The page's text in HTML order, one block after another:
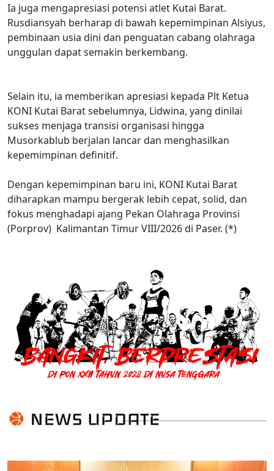
Ia juga mengapresiasi potensi atlet Kutai Barat.
Rusdiansyah berharap di bawah kepemimpinan Alsiyus,
pembinaan usia dini dan penguatan cabang olahraga
unggulan dapat semakin berkembang.
Selain itu, ia memberikan apresiasi kepada Plt Ketua
KONI Kutai Barat sebelumnya, Lidwina, yang dinilai
sukses menjaga transisi organisasi hingga
Musorkablub berjalan lancar dan menghasilkan
kepemimpinan definitif.
Dengan kepemimpinan baru ini, KONI Kutai Barat
diharapkan mampu bergerak lebih cepat, solid, dan
fokus menghadapi ajang Pekan Olahraga Provinsi
(Porprov) Kalimantan Timur VIII/2026 di Paser. (*)